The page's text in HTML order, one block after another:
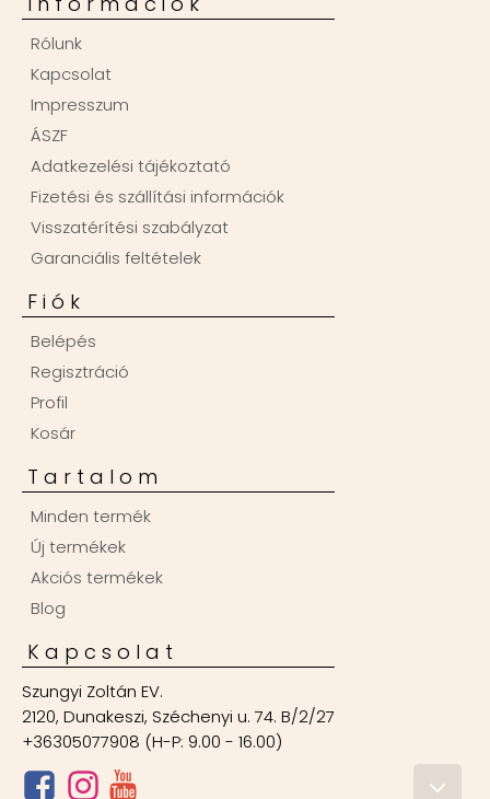
Rólunk
Kapcsolat
Impresszum
ÁSZF
Adatkezelési tájékoztató
Fizetési és szállítási információk
Visszatérítési szabályzat
Garanciális feltételek
Fiók
Belépés
Regisztráció
Profil
Kosár
Tartalom
Minden termék
Új termékek
Akciós termékek
Blog
Kapcsolat
Szungyi Zoltán EV.
2120, Dunakeszi, Széchenyi u. 74. B/2/27
+36305077908 (H-P: 9.00 - 16.00)